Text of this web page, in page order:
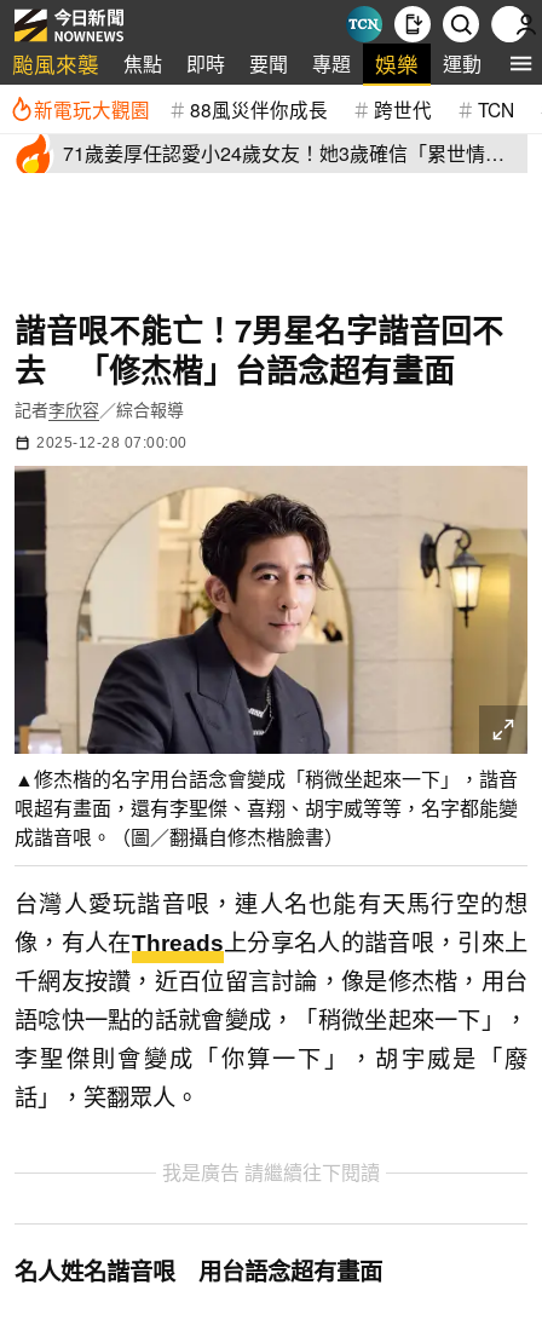
颱風來襲 焦點 即時 要聞 專題 娛樂 運動 全
新電玩大觀園 88風災伴你成長 跨世代 TCN
71歲姜厚任認愛小24歲女友！她3歲確信「累世情
諧音哏不能亡！7男星名字諧音回不
去 「修杰楷」台語念超有畫面
記者李欣容／綜合報導
2025-12-28 07:00:00
▲修杰楷的名字用台語念會變成「稍微坐起來一下」，諧音
哏超有畫面，還有李聖傑、喜翔、胡宇威等等，名字都能變
成諧音哏。（圖／翻攝自修杰楷臉書）
台灣人愛玩諧音哏，連人名也能有天馬行空的想
像，有人在Threads上分享名人的諧音哏，引來上
千網友按讚，近百位留言討論，像是修杰楷，用台
語唸快一點的話就會變成，「稍微坐起來一下」，
李聖傑則會變成「你算一下」，胡宇威是「廢
話」，笑翻眾人。
我是廣告 請繼續往下閱讀
名人姓名諧音哏 用台語念超有畫面